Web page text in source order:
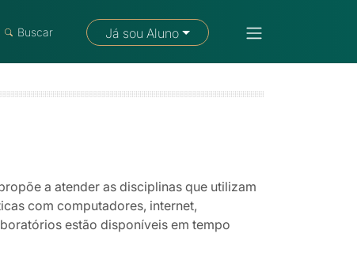
Fale com um consultor
Buscar Já sou Aluno
a atender as disciplinas que utilizam
com computadores, internet,
estão disponíveis em tempo